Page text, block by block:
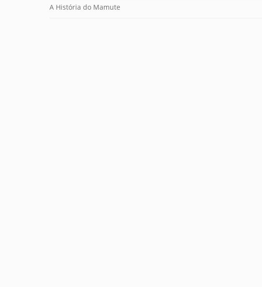
A História do Mamute